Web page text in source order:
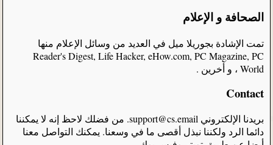
الصحافة و الإعلام
تمت الإشادة بجوريلا ميل في العديد من وسائل الإعلام منها
Reader's Digest, Life Hacker, eHow.com, PC Magazine, PC
World ، و أخرين .
Contact
بريدنا الإلكتروني support@cs.email. من فضلك لاحظ إنه لا يمكننا
دائما الرد ولكننا نبذل أقصى ما في وسعنا. يمكنك التواصل معنا